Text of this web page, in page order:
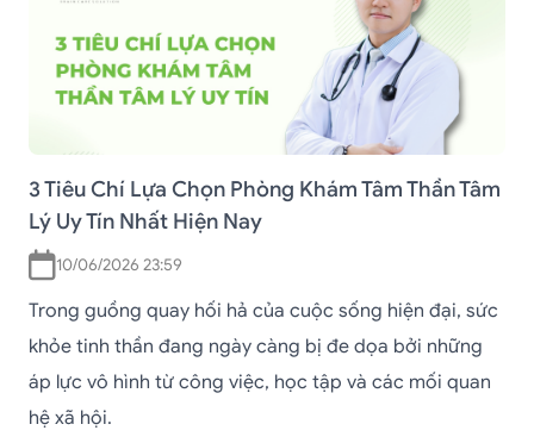
3 Tiêu Chí Lựa Chọn Phòng Khám Tâm Thần Tâm
Lý Uy Tín Nhất Hiện Nay
10/06/2026 23:59
Trong guồng quay hối hả của cuộc sống hiện đại, sức
khỏe tinh thần đang ngày càng bị đe dọa bởi những
áp lực vô hình từ công việc, học tập và các mối quan
hệ xã hội.